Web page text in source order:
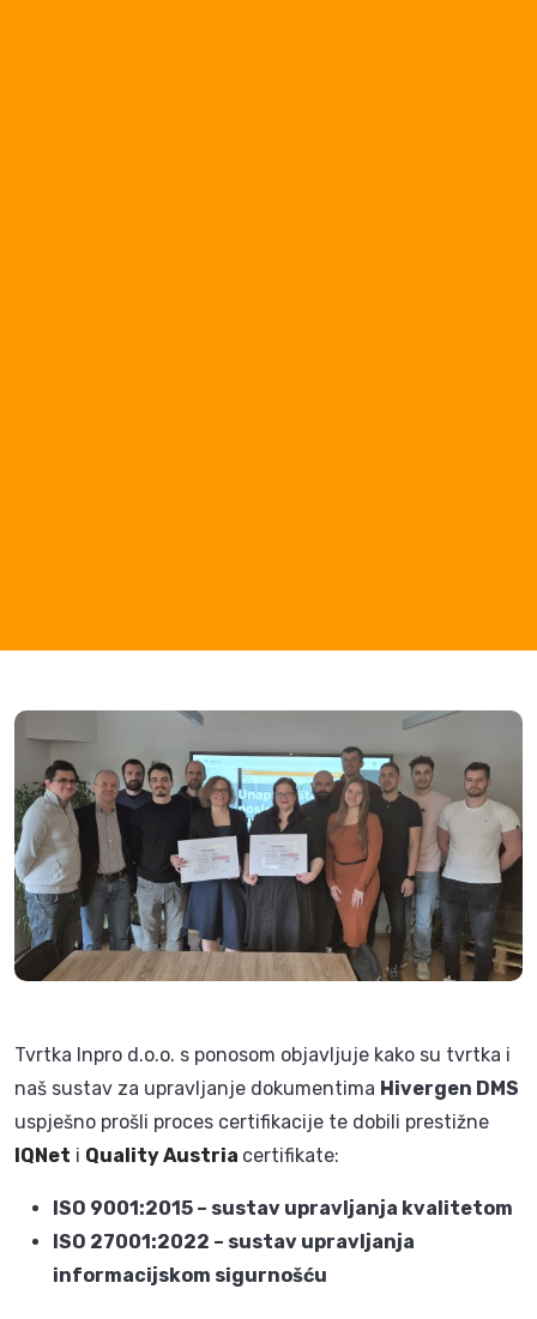
Tvrtka Inpro d.o.o. s ponosom objavljuje kako su tvrtka i
naš sustav za upravljanje dokumentima Hivergen DMS
uspješno prošli proces certifikacije te dobili prestižne
IQNet i Quality Austria certifikate:
ISO 9001:2015 – sustav upravljanja kvalitetom
ISO 27001:2022 – sustav upravljanja
informacijskom sigurnošću